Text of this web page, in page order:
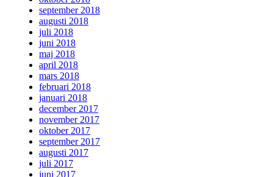
september 2018
augusti 2018
juli 2018
juni 2018
maj 2018
april 2018
mars 2018
februari 2018
januari 2018
december 2017
november 2017
oktober 2017
september 2017
augusti 2017
juli 2017
juni 2017